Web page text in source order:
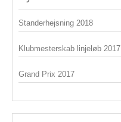
Standerhejsning 2018
Klubmesterskab linjeløb 2017
Grand Prix 2017